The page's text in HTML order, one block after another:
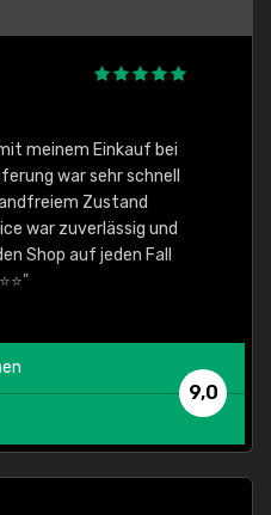
meinem Einkauf bei
war sehr schnell
Zustand
war zuverlässig und
Shop auf jeden Fall
9,0